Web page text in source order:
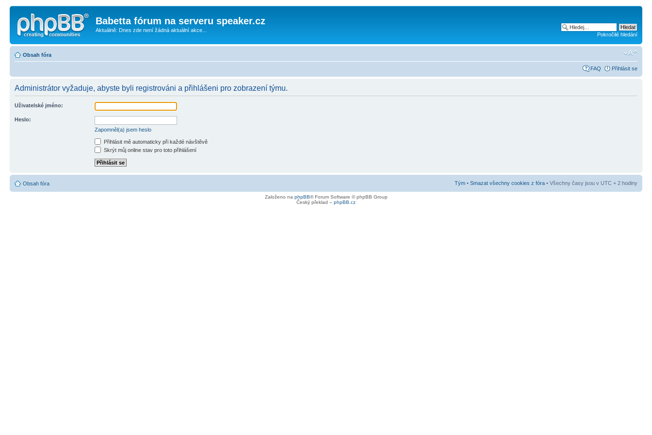
Babetta fórum na serveru speaker.cz
Aktuálně: Dnes zde není žádná aktuální akce...
Pokročilé hledání
Obsah fóra
FAQ Přihlásit se
Administrátor vyžaduje, abyste byli registrováni a přihlášeni pro zobrazení týmu.
Uživatelské jméno:
Heslo:
Zapomněl(a) jsem heslo
Přihlásit mě automaticky při každé návštěvě
Skrýt můj online stav pro toto přihlášení
Obsah fóra Tým • Smazat všechny cookies z fóra • Všechny časy jsou v UTC + 2 hodiny
Založeno na phpBB® Forum Software © phpBB Group
Český překlad – phpBB.cz